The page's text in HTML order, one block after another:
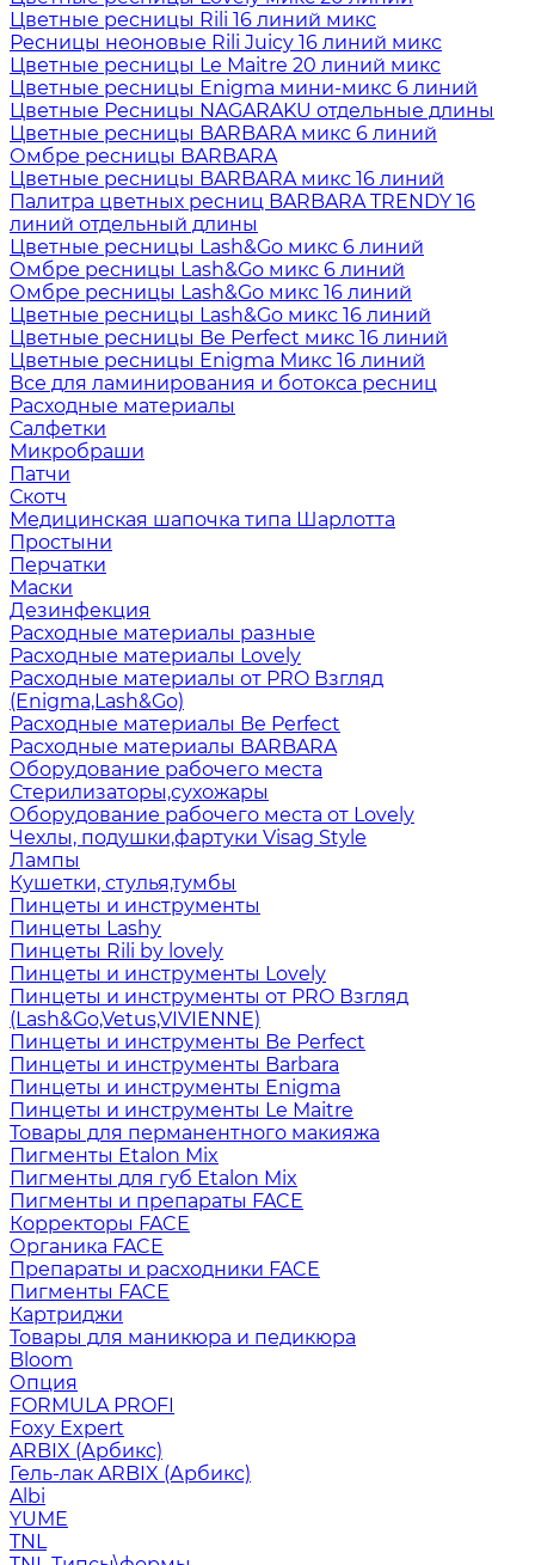
Цветные ресницы Rili 16 линий микс
Ресницы неоновые Rili Juicy 16 линий микс
Цветные ресницы Le Maitre 20 линий микс
Цветные ресницы Enigma мини-микс 6 линий
Цветные Ресницы NAGARAKU отдельные длины
Цветные ресницы BARBARA микс 6 линий
Омбре ресницы BARBARA
Цветные ресницы BARBARA микс 16 линий
Палитра цветных ресниц BARBARA TRENDY 16
линий отдельный длины
Цветные ресницы Lash&Go микс 6 линий
Омбре ресницы Lash&Go микс 6 линий
Омбре ресницы Lash&Go микс 16 линий
Цветные ресницы Lash&Go микс 16 линий
Цветные ресницы Be Perfect микс 16 линий
Цветные ресницы Enigma Микс 16 линий
Все для ламинирования и ботокса ресниц
Расходные материалы
Салфетки
Микробраши
Патчи
Скотч
Медицинская шапочка типа Шарлотта
Простыни
Перчатки
Маски
Дезинфекция
Расходные материалы разные
Расходные материалы Lovely
Расходные материалы от PRO Взгляд
(Enigma,Lash&Go)
Расходные материалы Be Perfect
Расходные материалы BARBARA
Оборудование рабочего места
Стерилизаторы,сухожары
Оборудование рабочего места от Lovely
Чехлы, подушки,фартуки Visag Style
Лампы
Кушетки, стулья,тумбы
Пинцеты и инструменты
Пинцеты Lashy
Пинцеты Rili by lovely
Пинцеты и инструменты Lovely
Пинцеты и инструменты от PRO Взгляд
(Lash&Go,Vetus,VIVIENNE)
Пинцеты и инструменты Be Perfect
Пинцеты и инструменты Barbara
Пинцеты и инструменты Enigma
Пинцеты и инструменты Le Maitre
Товары для перманентного макияжа
Пигменты Etalon Mix
Пигменты для губ Etalon Mix
Пигменты и препараты FACE
Корректоры FACE
Органика FACE
Препараты и расходники FACE
Пигменты FACE
Картриджи
Товары для маникюра и педикюра
Bloom
Опция
FORMULA PROFI
Foxy Expert
ARBIX (Арбикс)
Гель-лак ARBIX (Арбикс)
Albi
YUME
TNL